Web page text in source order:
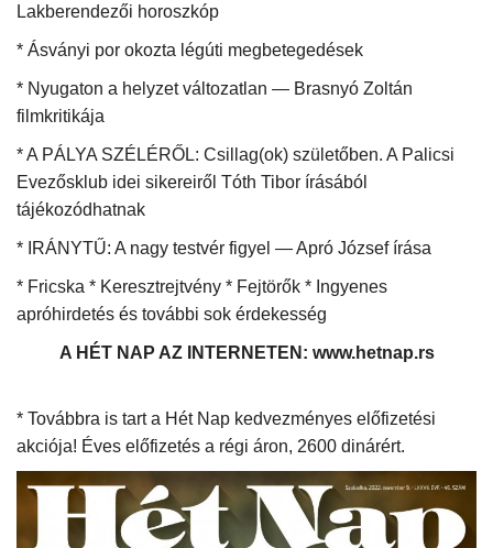
Lakberendezői horoszkóp
* Ásványi por okozta légúti megbetegedések
* Nyugaton a helyzet változatlan — Brasnyó Zoltán
filmkritikája
* A PÁLYA SZÉLÉRŐL: Csillag(ok) születőben. A Palicsi
Evezősklub idei sikereiről Tóth Tibor írásából
tájékozódhatnak
* IRÁNYTŰ: A nagy testvér figyel — Apró József írása
* Fricska * Keresztrejtvény * Fejtörők * Ingyenes
apróhirdetés és további sok érdekesség
A HÉT NAP AZ INTERNETEN: www.hetnap.rs
* Továbbra is tart a Hét Nap kedvezményes előfizetési
akciója! Éves előfizetés a régi áron, 2600 dinárért.